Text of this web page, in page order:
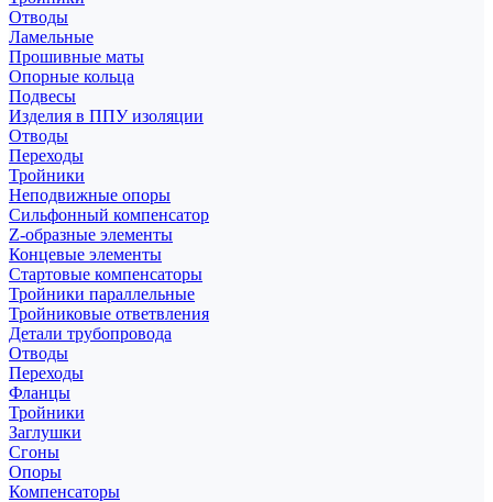
Отводы
Ламельные
Прошивные маты
Опорные кольца
Подвесы
Изделия в ППУ изоляции
Отводы
Переходы
Тройники
Неподвижные опоры
Cильфонный компенсатор
Z-образные элементы
Концевые элементы
Стартовые компенсаторы
Тройники параллельные
Тройниковые ответвления
Детали трубопровода
Отводы
Переходы
Фланцы
Тройники
Заглушки
Сгоны
Опоры
Компенсаторы